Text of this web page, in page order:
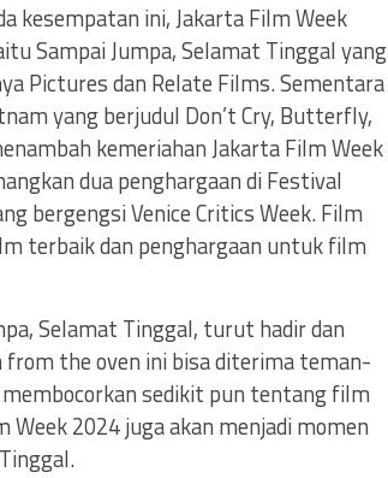
kesempatan ini, Jakarta Film Week
Sampai Jumpa, Selamat Tinggal yang
Pictures dan Relate Films. Sementara
yang berjudul Don’t Cry, Butterfly,
kemeriahan Jakarta Film Week
dua penghargaan di Festival
bergengsi Venice Critics Week. Film
terbaik dan penghargaan untuk film
Selamat Tinggal, turut hadir dan
the oven ini bisa diterima teman-
sedikit pun tentang film
Week 2024 juga akan menjadi momen